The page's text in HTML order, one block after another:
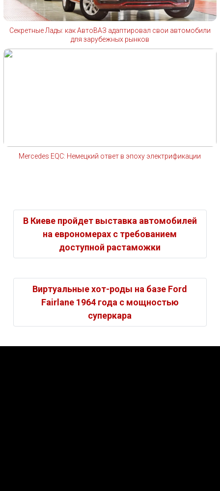
Секретные Лады: как АвтоВАЗ адаптировал свои автомобили
для зарубежных рынков
Mercedes EQC: Немецкий ответ в эпоху электрификации
В Киеве пройдет выставка автомобилей
на еврономерах с требованием
доступной растаможки
Виртуальные хот-роды на базе Ford
Fairlane 1964 года с мощностью
суперкара